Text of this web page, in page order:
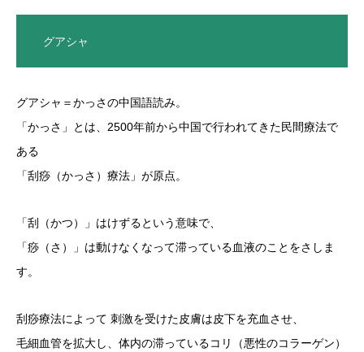
グアシャ
グアシャ＝かっさの中国語読み。
「かっさ」とは、2500年前から中国で行われてきた民間療法で
ある
「刮痧（かっさ）療法」が原点。
「刮（かつ）」はけずるという意味で、
「痧（さ）」は動けなくなって滞っている血液のことをさしま
す。
刮痧療法によって 刺激を受けた皮膚は皮下を充血させ、
毛細血管を拡大し、体内の滞っているコリ（悪性のコラーゲン）